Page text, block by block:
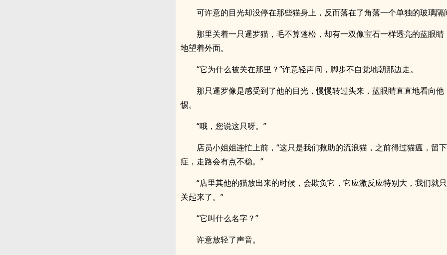
可许意的目光却没停在那些猫身上，反而落在了角落一个单独的玻璃隔
那里关着一只暹罗猫，毛不算蓬松，却有一双像宝石一样透亮的蓝眼睛
地望着外面。
“它为什么被关在那里？”许意轻声问，脚步不自觉地朝那边走。
那只暹罗像是感受到了他的目光，慢慢转过头来，蓝眼睛直直地看向他
惕。
“哦，您说这只呀。”
店员小姐姐连忙上前，“这只是我们救助的流浪猫，之前得过猫瘟，留
症，走路会有点不稳。”
“店里其他的猫放出来的时候，会欺负它，它应激反应特别大，我们就
关起来了。”
“它叫什么名字？”
许意放轻了声音。